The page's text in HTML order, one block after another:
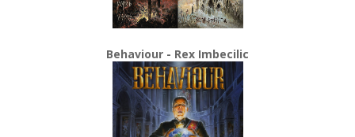
Behaviour - Rex Imbecilic